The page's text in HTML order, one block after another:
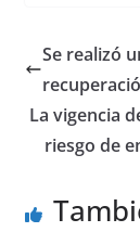
e
b
o
o
Se realizó
La vigencia
riesgo de